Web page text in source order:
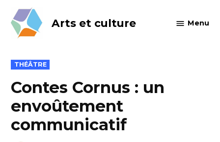
content
Arts et culture Menu
POSTED
IN
THÉÂTRE
Contes Cornus : un
envoûtement
communicatif